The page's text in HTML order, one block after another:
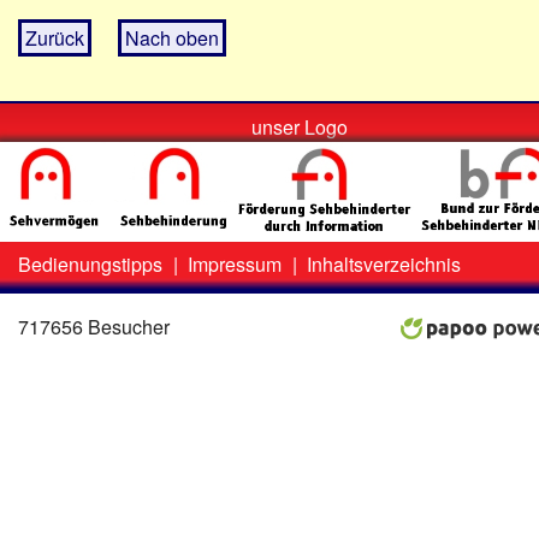
Zurück Nach oben
unser Logo
Zweit-
Menü
Bedienungstipps | Impressum | Inhaltsverzeichnis
717656 Besucher